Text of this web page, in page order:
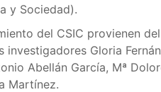
y Sociedad).
del CSIC provienen del
investigadores Gloria
Abellán García, Mª
Martínez.